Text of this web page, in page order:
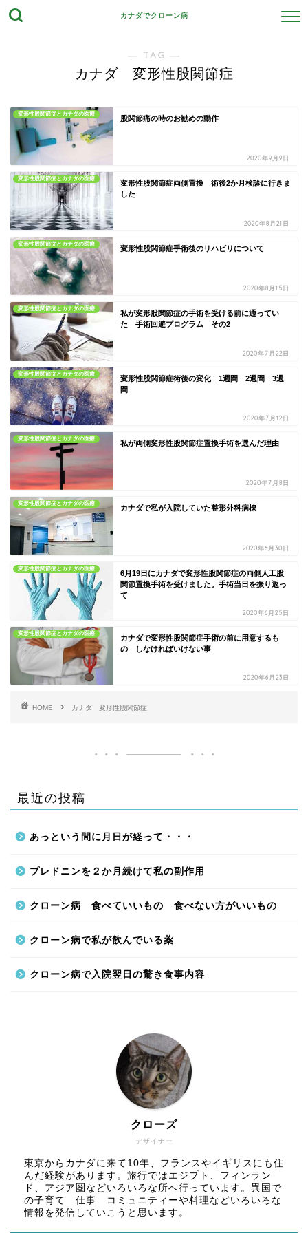
カナダでクローン病
― TAG ―
カナダ 変形性股関節症
変形性股関節症とカナダの医療
股関節痛の時のお勧めの動作
2020年9月9日
変形性股関節症とカナダの医療
変形性股関節症両側置換 術後2か月検診に行きま
した
2020年8月21日
変形性股関節症とカナダの医療
変形性股関節症手術後のリハビリについて
2020年8月15日
変形性股関節症とカナダの医療
私が変形股関節症の手術を受ける前に通ってい
た 手術回避プログラム その2
2020年7月22日
変形性股関節症とカナダの医療
変形性股関節症術後の変化 1週間 2週間 3週
間
2020年7月12日
変形性股関節症とカナダの医療
私が両側変形性股関節症置換手術を選んだ理由
2020年7月8日
変形性股関節症とカナダの医療
カナダで私が入院していた整形外科病棟
2020年6月30日
変形性股関節症とカナダの医療
6月19日にカナダで変形性股関節症の両側人工股
関節置換手術を受けました。手術当日を振り返っ
て
2020年6月25日
変形性股関節症とカナダの医療
カナダで変形性股関節症手術の前に用意するも
の しなければいけない事
2020年6月23日
HOME カナダ 変形性股関節症
最近の投稿
あっという間に月日が経って・・・
プレドニンを２か月続けて私の副作用
クローン病 食べていいもの 食べない方がいいもの
クローン病で私が飲んでいる薬
クローン病で入院翌日の驚き食事内容
デザイナー
クローズ
東京からカナダに来て10年、フランスやイギリスにも住
んだ経験があります。旅行ではエジプト、フィンラン
ド、アジア圏などいろいろな所へ行っています。異国で
の子育て 仕事 コミュニティーや料理などいろいろな
情報を発信していこうと思います。